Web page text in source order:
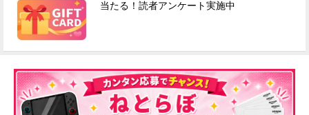
当たる！読者アンケート実施中